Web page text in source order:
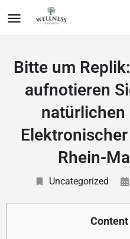
Bitte um
aufnotieren
Rhein-
Uncategorized
Content